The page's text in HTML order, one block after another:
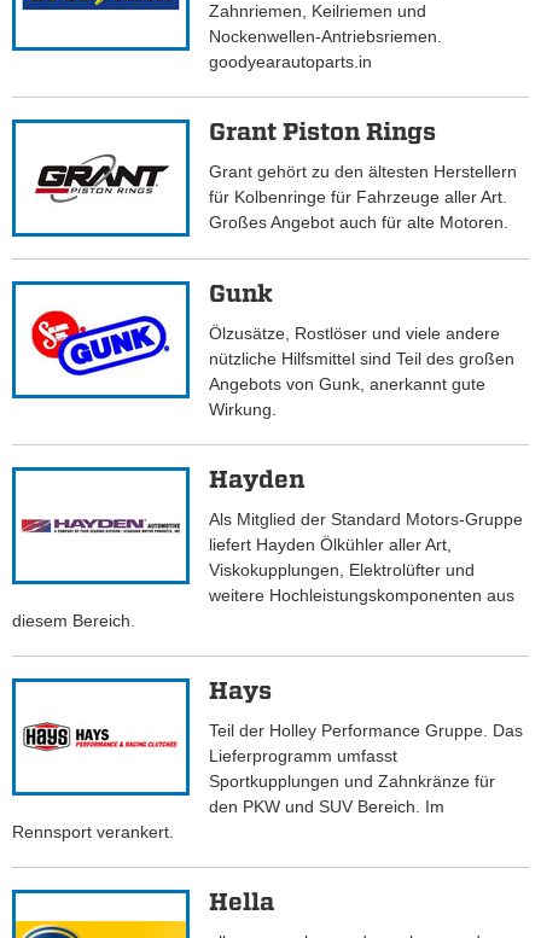
Zahnriemen, Keilriemen und
Nockenwellen-Antriebsriemen.
goodyearautoparts.in
Grant Piston Rings
Grant gehört zu den ältesten Herstellern
für Kolbenringe für Fahrzeuge aller Art.
Großes Angebot auch für alte Motoren.
Gunk
Ölzusätze, Rostlöser und viele andere
nützliche Hilfsmittel sind Teil des großen
Angebots von Gunk, anerkannt gute
Wirkung.
Hayden
Als Mitglied der Standard Motors-Gruppe
liefert Hayden Ölkühler aller Art,
Viskokupplungen, Elektrolüfter und
weitere Hochleistungskomponenten aus
diesem Bereich.
Hays
Teil der Holley Performance Gruppe. Das
Lieferprogramm umfasst
Sportkupplungen und Zahnkränze für
den PKW und SUV Bereich. Im
Rennsport verankert.
Hella